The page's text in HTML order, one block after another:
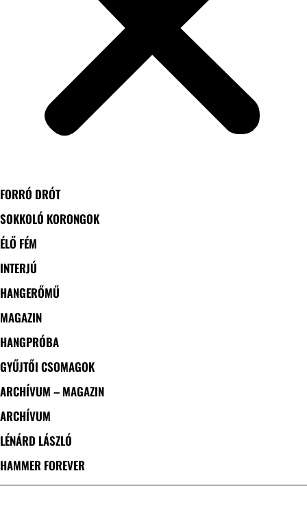
FORRÓ DRÓT
SOKKOLÓ KORONGOK
ÉLŐ FÉM
INTERJÚ
HANGERŐMŰ
MAGAZIN
HANGPRÓBA
GYŰJTŐI CSOMAGOK
ARCHÍVUM – MAGAZIN
ARCHÍVUM
LÉNÁRD LÁSZLÓ
HAMMER FOREVER